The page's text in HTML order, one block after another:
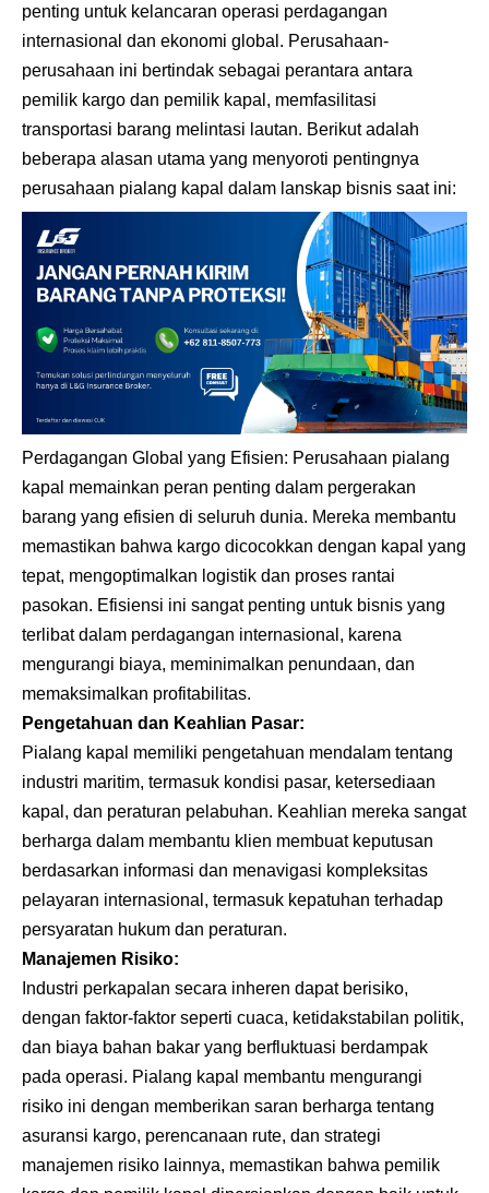
penting untuk kelancaran operasi perdagangan
internasional dan ekonomi global. Perusahaan-
perusahaan ini bertindak sebagai perantara antara
pemilik kargo dan pemilik kapal, memfasilitasi
transportasi barang melintasi lautan. Berikut adalah
beberapa alasan utama yang menyoroti pentingnya
perusahaan pialang kapal dalam lanskap bisnis saat ini:
Perdagangan Global yang Efisien: Perusahaan pialang
kapal memainkan peran penting dalam pergerakan
barang yang efisien di seluruh dunia. Mereka membantu
memastikan bahwa kargo dicocokkan dengan kapal yang
tepat, mengoptimalkan logistik dan proses rantai
pasokan. Efisiensi ini sangat penting untuk bisnis yang
terlibat dalam perdagangan internasional, karena
mengurangi biaya, meminimalkan penundaan, dan
memaksimalkan profitabilitas.
Pengetahuan dan Keahlian Pasar:
Pialang kapal memiliki pengetahuan mendalam tentang
industri maritim, termasuk kondisi pasar, ketersediaan
kapal, dan peraturan pelabuhan. Keahlian mereka sangat
berharga dalam membantu klien membuat keputusan
berdasarkan informasi dan menavigasi kompleksitas
pelayaran internasional, termasuk kepatuhan terhadap
persyaratan hukum dan peraturan.
Manajemen Risiko:
Industri perkapalan secara inheren dapat berisiko,
dengan faktor-faktor seperti cuaca, ketidakstabilan politik,
dan biaya bahan bakar yang berfluktuasi berdampak
pada operasi. Pialang kapal membantu mengurangi
risiko ini dengan memberikan saran berharga tentang
asuransi kargo, perencanaan rute, dan strategi
manajemen risiko lainnya, memastikan bahwa pemilik